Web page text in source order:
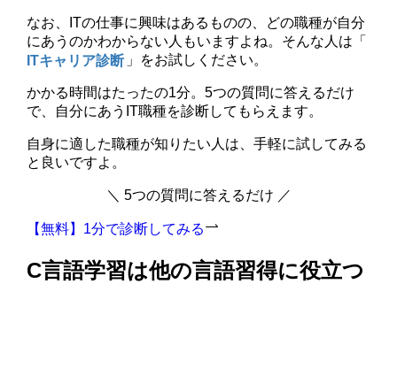
なお、ITの仕事に興味はあるものの、どの職種が自分
にあうのかわからない人もいますよね。そんな人は「
ITキャリア診断 」をお試しください。
かかる時間はたったの1分。5つの質問に答えるだけ
で、自分にあうIT職種を診断してもらえます。
自身に適した職種が知りたい人は、手軽に試してみる
と良いですよ。
＼ 5つの質問に答えるだけ ／
【無料】1分で診断してみる
C言語学習は他の言語習得に役立つ